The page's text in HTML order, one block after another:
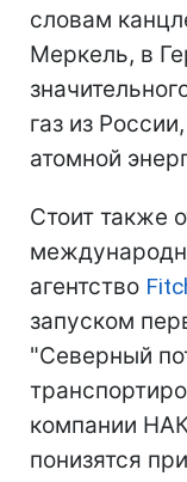
словам
Меркель, в
газ из
атомной
Стоит также
агентство
запуском
"Северный
компании
понизятся